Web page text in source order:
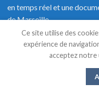
en temps réel et une
de Marseille.
Ce site utilise des
expérience de
acceptez notre